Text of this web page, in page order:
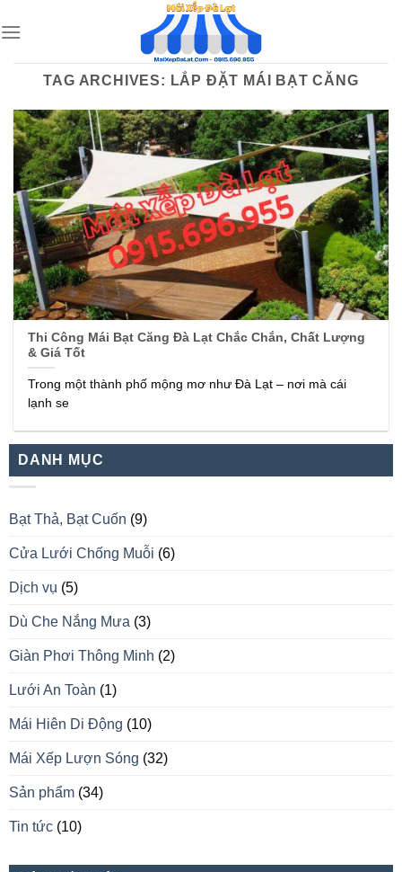
to
TAG ARCHIVES: LẮP ĐẶT MÁI BẠT CĂNG
Thi Công Mái Bạt Căng Đà Lạt Chắc Chắn, Chất Lượng
& Giá Tốt
Trong một thành phố mộng mơ như Đà Lạt – nơi mà cái
lạnh se
DANH MỤC
Bạt Thả, Bạt Cuốn (9)
Cửa Lưới Chống Muỗi (6)
Dịch vụ (5)
Dù Che Nắng Mưa (3)
Giàn Phơi Thông Minh (2)
Lưới An Toàn (1)
Mái Hiên Di Động (10)
Mái Xếp Lượn Sóng (32)
Sản phẩm (34)
Tin tức (10)